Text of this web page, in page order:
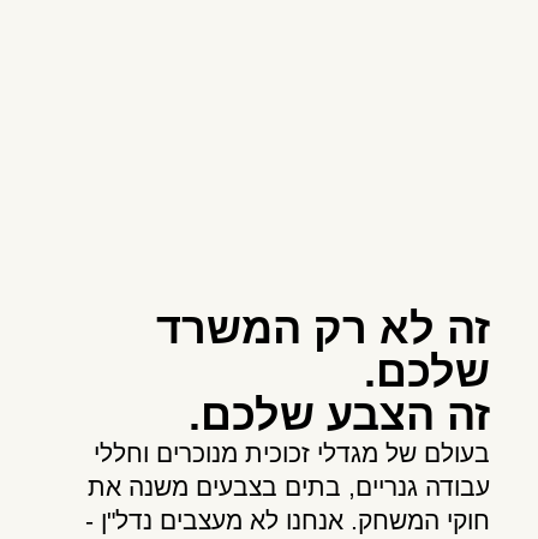
זה לא רק המשרד
שלכם.
זה הצבע שלכם.
בעולם של מגדלי זכוכית מנוכרים וחללי
עבודה גנריים, בתים בצבעים משנה את
חוקי המשחק. אנחנו לא מעצבים נדל"ן -